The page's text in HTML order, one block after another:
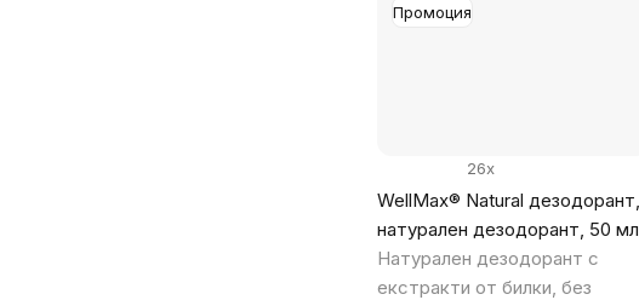
Промоция
WellMax® Natural дезодорант,
натурален дезодорант, 50 мл
Натурален дезодорант с
екстракти от билки, без
26x